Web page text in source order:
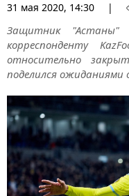
31 мая 2020, 14:30 |
Защитник
корреспонденту
относительно
поделился ожиданиями